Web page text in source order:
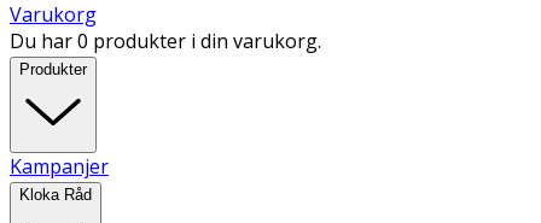
Varukorg
Du har 0 produkter i din varukorg.
Produkter
Kampanjer
Kloka Råd